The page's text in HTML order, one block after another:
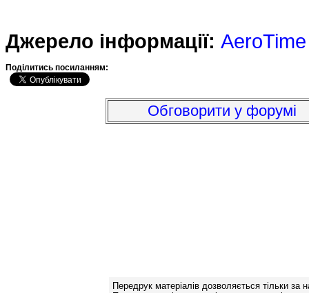
Джерело інформації: AeroTime
Подiлитись посиланням:
Обговорити у форумі
Передрук матеріалів дозволяється тільки за